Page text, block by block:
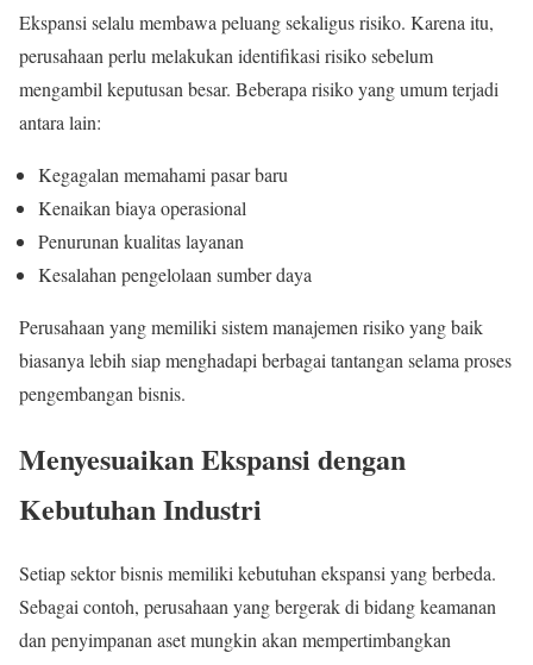
Ekspansi selalu membawa peluang sekaligus risiko. Karena itu,
perusahaan perlu melakukan identifikasi risiko sebelum
mengambil keputusan besar. Beberapa risiko yang umum terjadi
antara lain:
Kegagalan memahami pasar baru
Kenaikan biaya operasional
Penurunan kualitas layanan
Kesalahan pengelolaan sumber daya
Perusahaan yang memiliki sistem manajemen risiko yang baik
biasanya lebih siap menghadapi berbagai tantangan selama proses
pengembangan bisnis.
Menyesuaikan Ekspansi dengan
Kebutuhan Industri
Setiap sektor bisnis memiliki kebutuhan ekspansi yang berbeda.
Sebagai contoh, perusahaan yang bergerak di bidang keamanan
dan penyimpanan aset mungkin akan mempertimbangkan